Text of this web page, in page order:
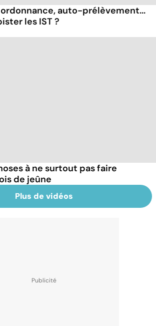
auto-prélèvement...
les IST ?
à ne surtout pas faire
de jeûne
Plus de vidéos